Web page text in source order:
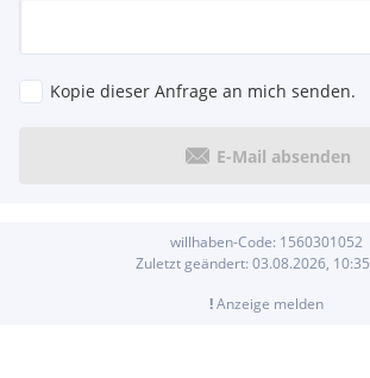
Kopie dieser Anfrage an mich senden.
E-Mail absenden
willhaben-Code: 1560301052
Zuletzt geändert: 03.08.2026, 10:35
!Anzeige melden